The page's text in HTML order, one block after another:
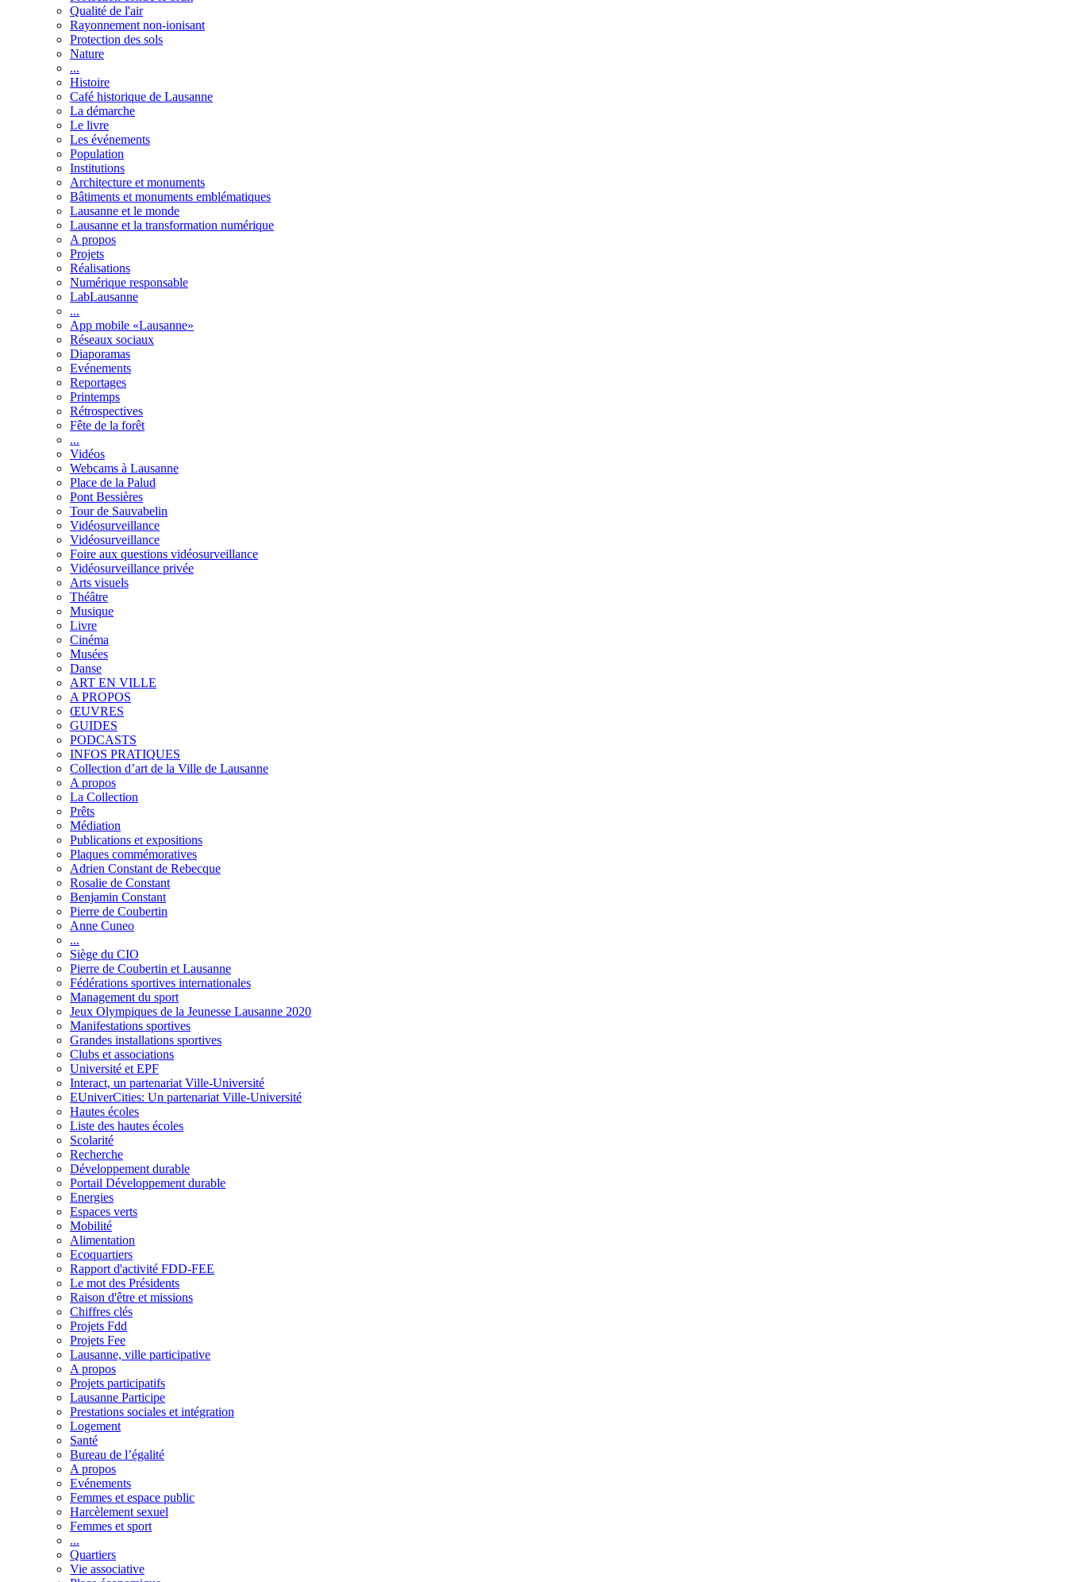
Qualité de l'air
Rayonnement non-ionisant
Protection des sols
Nature
...
Histoire
Café historique de Lausanne
La démarche
Le livre
Les événements
Population
Institutions
Architecture et monuments
Bâtiments et monuments emblématiques
Lausanne et le monde
Lausanne et la transformation numérique
A propos
Projets
Réalisations
Numérique responsable
LabLausanne
...
App mobile «Lausanne»
Réseaux sociaux
Diaporamas
Evénements
Reportages
Printemps
Rétrospectives
Fête de la forêt
...
Vidéos
Webcams à Lausanne
Place de la Palud
Pont Bessières
Tour de Sauvabelin
Vidéosurveillance
Vidéosurveillance
Foire aux questions vidéosurveillance
Vidéosurveillance privée
Arts visuels
Théâtre
Musique
Livre
Cinéma
Musées
Danse
ART EN VILLE
A PROPOS
ŒUVRES
GUIDES
PODCASTS
INFOS PRATIQUES
Collection d’art de la Ville de Lausanne
A propos
La Collection
Prêts
Médiation
Publications et expositions
Plaques commémoratives
Adrien Constant de Rebecque
Rosalie de Constant
Benjamin Constant
Pierre de Coubertin
Anne Cuneo
...
Siège du CIO
Pierre de Coubertin et Lausanne
Fédérations sportives internationales
Management du sport
Jeux Olympiques de la Jeunesse Lausanne 2020
Manifestations sportives
Grandes installations sportives
Clubs et associations
Université et EPF
Interact, un partenariat Ville-Université
EUniverCities: Un partenariat Ville-Université
Hautes écoles
Liste des hautes écoles
Scolarité
Recherche
Développement durable
Portail Développement durable
Energies
Espaces verts
Mobilité
Alimentation
Ecoquartiers
Rapport d'activité FDD-FEE
Le mot des Présidents
Raison d'être et missions
Chiffres clés
Projets Fdd
Projets Fee
Lausanne, ville participative
A propos
Projets participatifs
Lausanne Participe
Prestations sociales et intégration
Logement
Santé
Bureau de l’égalité
A propos
Evénements
Femmes et espace public
Harcèlement sexuel
Femmes et sport
...
Quartiers
Vie associative